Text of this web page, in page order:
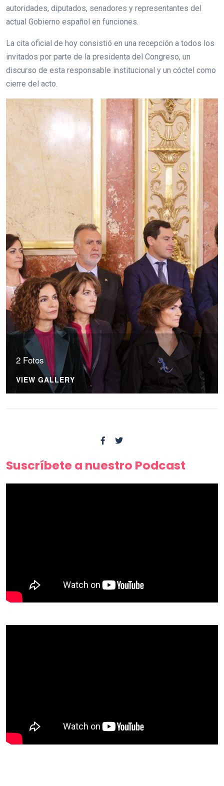
autoridades, diputados, senadores y representantes del
actual Gobierno español en funciones.
La cita oficial de hoy consistió en una recepción a todos los
invitados por parte de la presidenta del Congreso, un
discurso de esta responsable institucional y un cóctel como
cierre del acto.
2 Fotos
VIEW GALLERY
Suscríbete a nuestro Podcast